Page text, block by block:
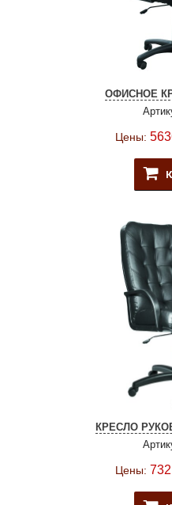
ОФИСНОЕ
Цены:
КРЕСЛО
Цены: